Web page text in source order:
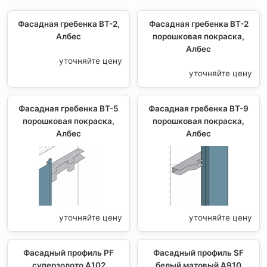
Фасадная гребенка ВТ-2,
Албес
уточняйте цену
Фасадная гребенка ВТ-2
порошковая покраска,
Албес
уточняйте цену
Фасадная гребенка ВТ-5
порошковая покраска,
Албес
уточняйте цену
Фасадная гребенка ВТ-9
порошковая покраска,
Албес
уточняйте цену
Фасадный профиль PF
суперзолото А102
Фасадный профиль SF
белый матовый А910